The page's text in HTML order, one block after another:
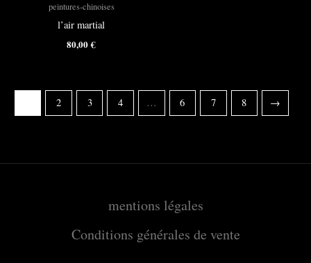
peintures-chinoises
l’air martial
80,00€
2 3 4 … 6 7 8 →
mentions légales
Conditions générales de vente